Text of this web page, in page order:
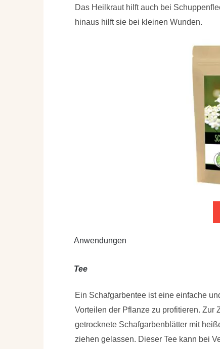
Das Heilkraut hilft auch bei
hinaus hilft sie bei kleinen Wunden.
Anwendungen
Tee
Ein Schafgarbentee ist eine einfache
Vorteilen der Pflanze zu profitieren. Zur
getrocknete Schafgarbenblätter mit
ziehen gelassen. Dieser Tee kann bei